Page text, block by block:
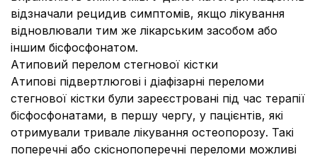
відзначали рецидив симптомів, якщо лікування
відновлювали тим же лікарським засобом або
іншим бісфосфонатом.
Атиповий перелом стегнової кістки
Атипові підвертлюгові і діафізарні переломи
стегнової кістки були зареєстровані під час терапії
бісфосфонатами, в першу чергу, у пацієнтів, які
отримували тривале лікування остеопорозу. Такі
поперечні або скіснопоперечні переломи можливі